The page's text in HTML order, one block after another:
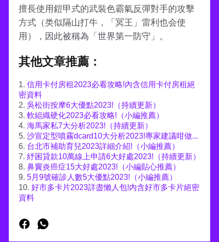
擅長使用鎧甲式的武裝色霸氣反彈對手的攻擊
方式（类似隔山打牛，「冥王」雷利也会使
用），因此被稱為「世界第一防守」。
其他文章推薦：
1. 信用卡付房租2023必看攻略!內含信用卡付房租絕
密資料
2. 吳松街按摩6大優點2023!（持續更新）
3. 軟組織硬化2023必看攻略!（小編推薦）
4. 海馬家私7大分析2023!（持續更新）
5. 沙宣定型噴霧dcard10大分析2023!專家建議咁做...
6. 台北市補助育兒2023詳細介紹!（小編推薦）
7. 紓困貸款10萬線上申請6大好處2023!（持續更新）
8. 鼻竇炎癌症15大好處2023!（小編貼心推薦）
9. 5月9號確診人數5大優點2023!（小編推薦）
10. 好市多卡片2023詳盡懶人包!內含好市多卡片絕密
資料